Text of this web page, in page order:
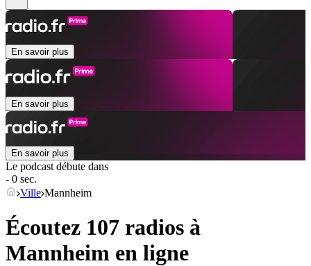
En savoir plus
En savoir plus
En savoir plus
Le podcast débute dans
- 0 sec.
Ville Mannheim
Écoutez 107 radios à
Mannheim en ligne